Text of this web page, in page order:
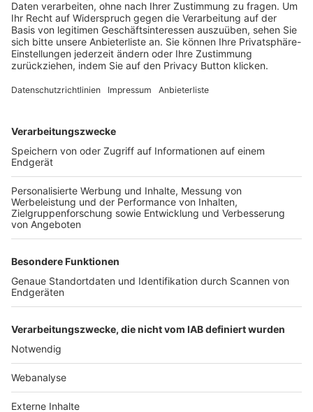
Trainerbörse
Login SpielPlus
FOLGE DEM BFV
TOP-VEREINE
TOP-PARTNER
Nutzungsbedingungen Datenschutz Impressum